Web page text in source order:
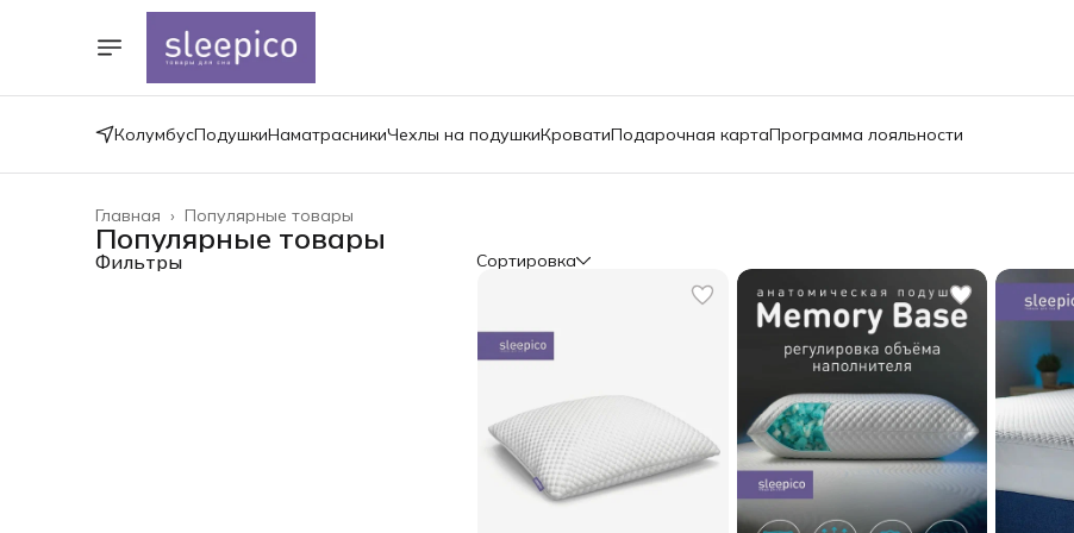
КолумбусПодушкиНаматрасникиЧехлы на подушкиКроватиПодарочная картаПрограмма лояльности
Популярные товары
Главная ›
Популярные товары
Фильтры Сортировка